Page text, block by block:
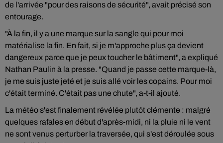
de l'arrivée "pour des raisons de sécurité", avait précisé son
entourage.
"À la fin, il y a une marque sur la sangle qui pour moi
matérialise la fin. En fait, si je m'approche plus ça devient
dangereux parce que je peux toucher le bâtiment", a expliqué
Nathan Paulin à la presse. "Quand je passe cette marque-là,
je me suis juste jeté et je suis allé voir les copains. Pour moi
c'était terminé. C'était pas une chute", a-t-il ajouté.
La météo s'est finalement révélée plutôt clémente : malgré
quelques rafales en début d'après-midi, ni la pluie ni le vent
ne sont venus perturber la traversée, qui s'est déroulée sous